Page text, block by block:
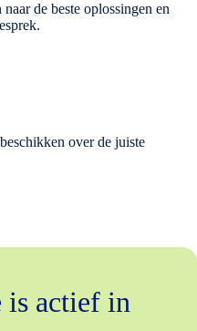
de beste oplossingen en
over de juiste
is actief in